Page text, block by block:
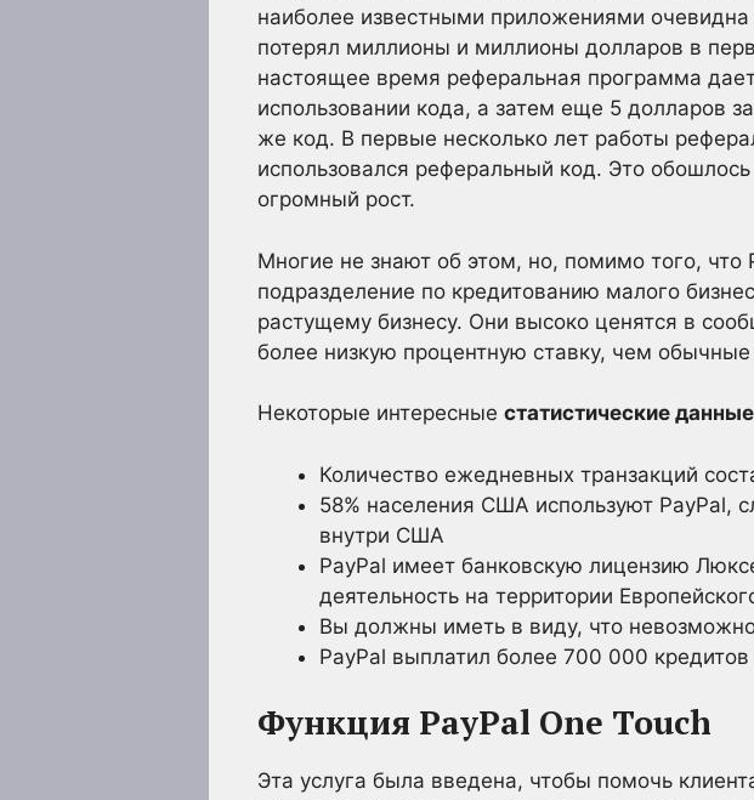
наиболее известными приложениями
потерял миллионы и миллионы долларов в
настоящее время реферальная программа
использовании кода, а затем еще 5 долларов
же код. В первые несколько лет работы
использовался реферальный код. Это
огромный рост.
Многие не знают об этом, но, помимо того,
подразделение по кредитованию малого
растущему бизнесу. Они высоко ценятся в
более низкую процентную ставку, чем обычные
Некоторые интересные статистические
Количество ежедневных транзакций
58% населения США используют PayPal,
внутри США
PayPal имеет банковскую лицензию
деятельность на территории
Вы должны иметь в виду, что
PayPal выплатил более 700 000
Функция PayPal One Touch
Эта услуга была введена, чтобы помочь